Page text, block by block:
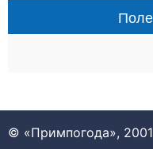
© «Примпогода»,